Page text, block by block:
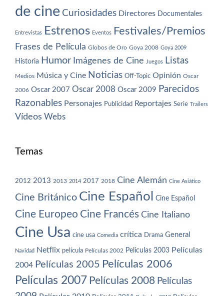
de cine Curiosidades Directores Documentales
Entrevistas Estrenos Eventos Festivales/Premios
Frases de Película Globos de Oro Goya 2008 Goya 2009
Historia Humor Imágenes de Cine Juegos Listas
Medios Música y Cine Noticias Off-Topic Opinión Oscar
2006 Oscar 2007 Oscar 2008 Oscar 2009 Parecidos
Razonables Personajes Publicidad Reportajes Serie Trailers
Vídeos Webs
Temas
2012 2013 2013 2014 2017 2018 Cine Alemán Cine Asiático
Cine Británico Cine Español Cine Español
Cine Europeo Cine Francés Cine Italiano
Cine Usa cine usa Comedia crítica Drama General
Navidad Netflix película Películas 2002 Películas 2003 Películas
2004 Películas 2005 Películas 2006
Películas 2007 Películas 2008 Películas